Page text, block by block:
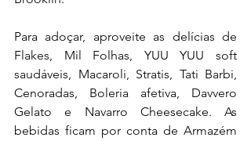
Para adoçar, aproveite as delícias de
Flakes, Mil Folhas, YUU YUU soft
saudáveis, Macaroli, Stratis, Tati Barbi,
Cenoradas, Boleria afetiva, Davvero
Gelato e Navarro Cheesecake. As
bebidas ficam por conta de Armazém